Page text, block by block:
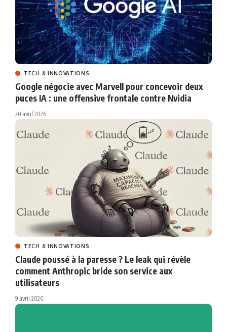
TECH & INNOVATIONS
Google négocie avec Marvell pour concevoir deux
puces IA : une offensive frontale contre Nvidia
20 avril 2026
TECH & INNOVATIONS
Claude poussé à la paresse ? Le leak qui révèle
comment Anthropic bride son service aux
utilisateurs
9 avril 2026